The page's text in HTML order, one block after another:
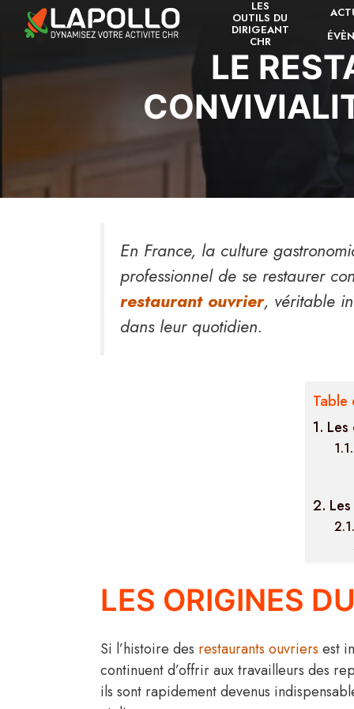
Aller
LES
OUTILS DU
DIRIGEANT
CHR
LE
En France, la culture
professionnel de se restaurer
restaurant ouvrier, véritable
dans leur quotidien.
Table
LES ORIGINES
Si l’histoire des restaurants ouvriers est
continuent d’offrir aux travailleurs des
ils sont rapidement devenus